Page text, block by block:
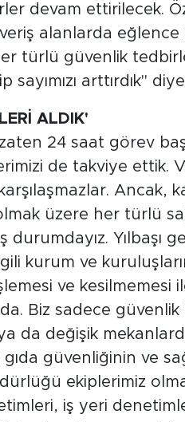
devam ettirilecek.
alanlarda
türlü güvenlik
sayımızı arttırdık"
ALDIK'
zaten 24 saat görev
de takviye ettik.
Ancak,
üzere her türlü
durumdayız. Yılbaşı
kurum ve
ve
Biz sadece
da değişik
gıda güvenliğinin ve
ekiplerimiz
iş yeri